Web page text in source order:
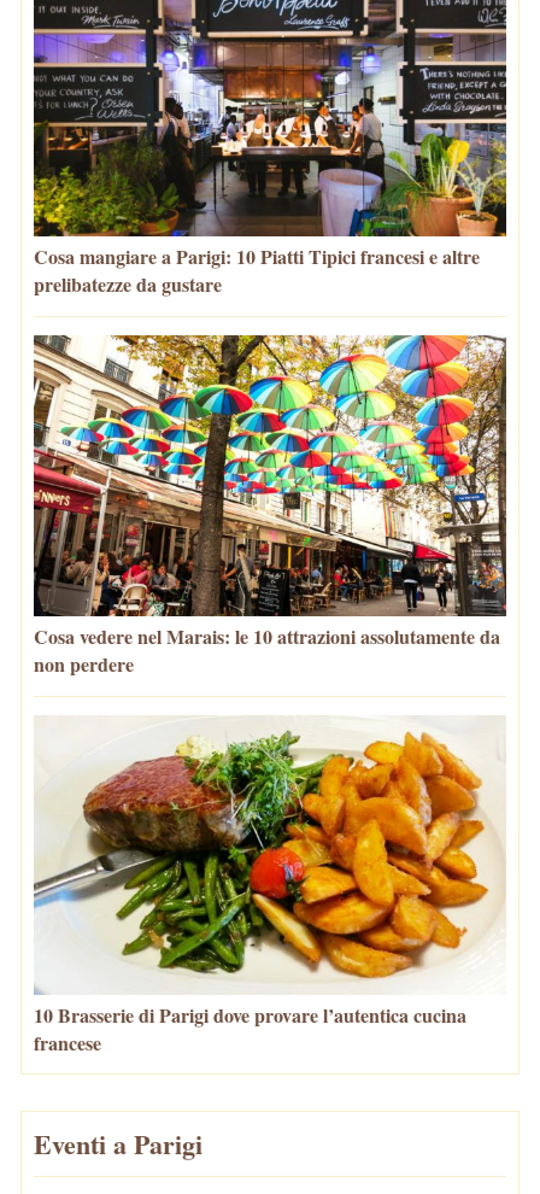
Cosa mangiare a Parigi: 10 Piatti Tipici francesi e altre
prelibatezze da gustare
Cosa vedere nel Marais: le 10 attrazioni assolutamente da
non perdere
10 Brasserie di Parigi dove provare l’autentica cucina
francese
Eventi a Parigi